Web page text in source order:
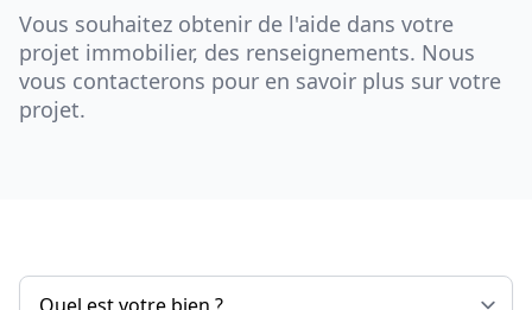
Vous souhaitez obtenir de l'aide dans votre
projet immobilier, des renseignements. Nous
vous contacterons pour en savoir plus sur votre
projet.